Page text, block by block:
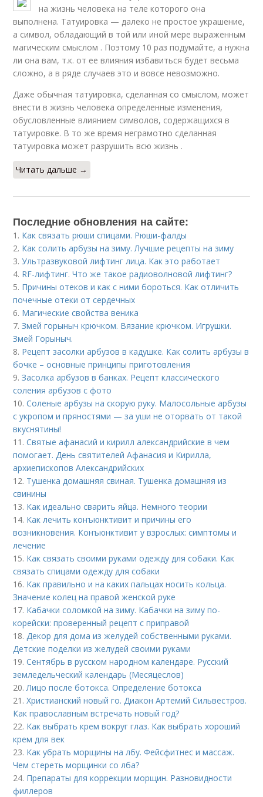
на жизнь человека на теле которого она
выполнена. Татуировка — далеко не простое украшение,
а символ, обладающий в той или иной мере выраженным
магическим смыслом . Поэтому 10 раз подумайте, а нужна
ли она вам, т.к. от ее влияния избавиться будет весьма
сложно, а в ряде случаев это и вовсе невозможно.
Даже обычная татуировка, сделанная со смыслом, может
внести в жизнь человека определенные изменения,
обусловленные влиянием символов, содержащихся в
татуировке. В то же время неграмотно сделанная
татуировка может разрушить всю жизнь .
Читать дальше →
Последние обновления на сайте:
1. Как связать рюши спицами. Рюши-фалды
2. Как солить арбузы на зиму. Лучшие рецепты на зиму
3.Ультразвуковой лифтинг лица. Как это работает
4. RF-лифтинг. Что же такое радиоволновой лифтинг?
5. Причины отеков и как с ними бороться. Как отличить
почечные отеки от сердечных
6. Магические свойства веника
7.Змей горыныч крючком. Вязание крючком. Игрушки.
Змей Горыныч.
8. Рецепт засолки арбузов в кадушке. Как солить арбузы в
бочке – основные принципы приготовления
9.Засолка арбузов в банках. Рецепт классического
соления арбузов с фото
10.Соленые арбузы на скорую руку. Малосольные арбузы
с укропом и пряностями — за уши не оторвать от такой
вкуснятины!
11.Святые афанасий и кирилл александрийские в чем
помогает. День святителей Афанасия и Кирилла,
архиепископов Александрийских
12. Тушенка домашняя свиная. Тушенка домашняя из
свинины
13. Как идеально сварить яйца. Немного теории
14. Как лечить конъюнктивит и причины его
возникновения. Конъюнктивит у взрослых: симптомы и
лечение
15. Как связать своими руками одежду для собаки. Как
связать спицами одежду для собаки
16. Как правильно и на каких пальцах носить кольца.
Значение колец на правой женской руке
17. Кабачки соломкой на зиму. Кабачки на зиму по-
корейски: проверенный рецепт с приправой
18.Декор для дома из желудей собственными руками.
Детские поделки из желудей своими руками
19.Сентябрь в русском народном календаре. Русский
земледельческий календарь (Месяцеслов)
20.Лицо после ботокса. Определение ботокса
21.Христианский новый го. Диакон Артемий Сильвестров.
Как православным встречать новый год?
22. Как выбрать крем вокруг глаз. Как выбрать хороший
крем для век
23. Как убрать морщины на лбу. Фейсфитнес и массаж.
Чем стереть морщинки со лба?
24. Препараты для коррекции морщин. Разновидности
филлеров